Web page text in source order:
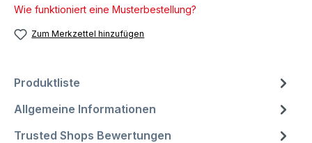
Wie funktioniert eine Musterbestellung?
Zum Merkzettel hinzufügen
Produktliste
Allgemeine Informationen
Trusted Shops Bewertungen